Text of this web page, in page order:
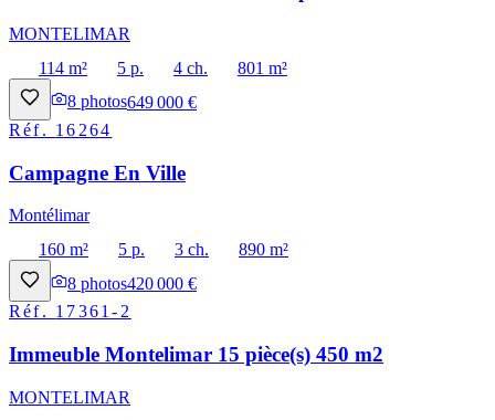
MONTELIMAR
114 m²
5 p. 4 ch.
801 m²
8 photos649 000 €
Réf. 16264
Campagne En Ville
Montélimar
160 m²
5 p. 3 ch.
890 m²
8 photos420 000 €
Réf. 17361-2
Immeuble Montelimar 15 pièce(s) 450 m2
MONTELIMAR